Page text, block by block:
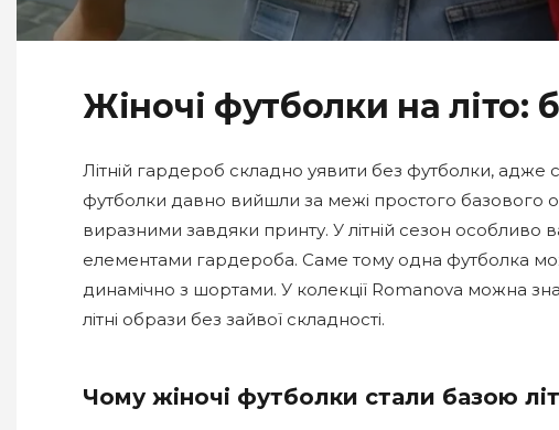
Жіночі футболки на літо:
Літній гардероб складно уявити без футболки, адже
футболки давно вийшли за межі простого базового
виразними завдяки принту. У літній сезон особливо
елементами гардероба. Саме тому одна футболка
динамічно з шортами. У колекції Romanova можна
літні образи без зайвої складності.
Чому жіночі футболки стали базою